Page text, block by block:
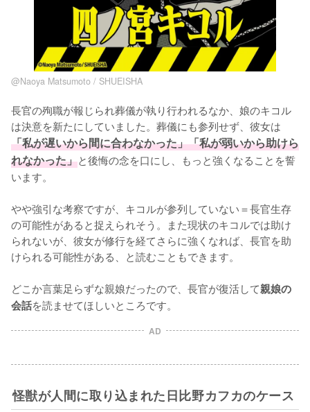
@Naoya Matsumoto / SHUEISHA
長官の殉職が報じられ葬儀が執り行われるなか、娘のキコル
は決意を新たにしていました。葬儀にも参列せず、彼女は
「私が遅いから間に合わなかった」「私が弱いから助けら
れなかった」と後悔の念を口にし、もっと強くなることを誓
います。
やや強引な考察ですが、キコルが参列していない＝長官生存
の可能性があると捉えられそう。また現状のキコルでは助け
られないが、彼女が修行を経てさらに強くなれば、長官を助
けられる可能性がある、と読むこともできます。
どこか言葉足らずな親娘だったので、長官が復活して親娘の
会話を読ませてほしいところです。
AD
怪獣が人間に取り込まれた日比野カフカのケース